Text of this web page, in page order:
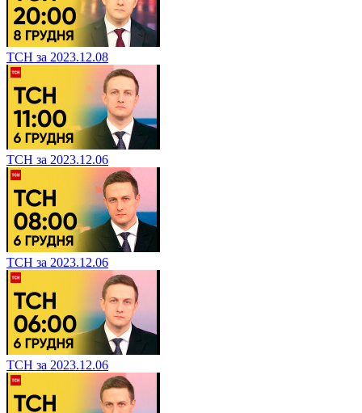
ТСН за 2023.12.08
ТСН за 2023.12.06
ТСН за 2023.12.06
ТСН за 2023.12.06